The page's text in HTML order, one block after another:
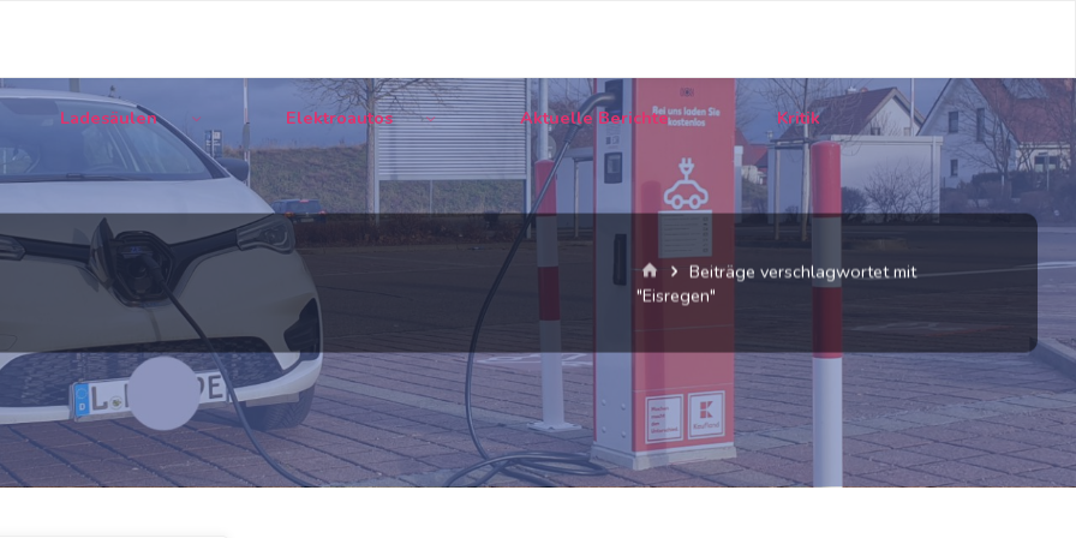
Ladesäulen Elektroautos Aktuelle Berichte Kritik
StartBeiträge verschlagwortet mit
"Eisregen"